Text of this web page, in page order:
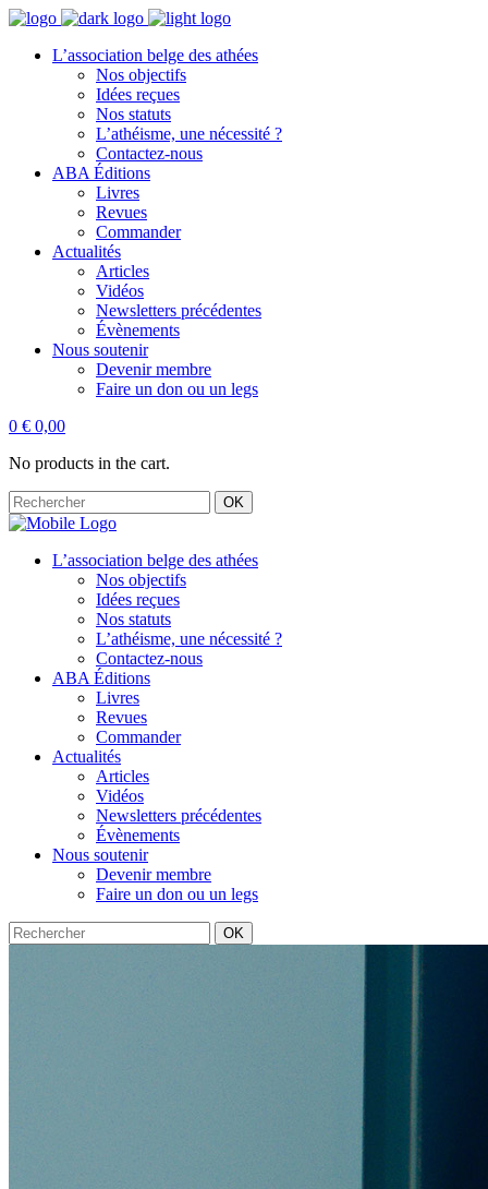
L’association belge des athées
Nos objectifs
Idées reçues
Nos statuts
L’athéisme, une nécessité ?
Contactez-nous
ABA Éditions
Livres
Revues
Commander
Actualités
Articles
Vidéos
Newsletters précédentes
Évènements
Nous soutenir
Devenir membre
Faire un don ou un legs
0 € 0,00
No products in the cart.
OK
L’association belge des athées
Nos objectifs
Idées reçues
Nos statuts
L’athéisme, une nécessité ?
Contactez-nous
ABA Éditions
Livres
Revues
Commander
Actualités
Articles
Vidéos
Newsletters précédentes
Évènements
Nous soutenir
Devenir membre
Faire un don ou un legs
OK